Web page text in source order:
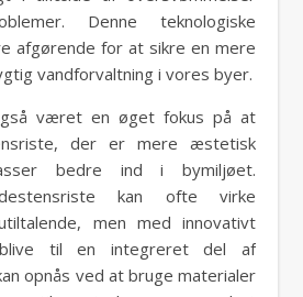
Denne teknologiske
afgørende for at sikre en mere
vandforvaltning i vores byer.
været en øget fokus på at
der er mere æstetisk
bedre ind i bymiljøet.
kan ofte virke
men med innovativt
til en integreret del af
opnås ved at bruge materialer